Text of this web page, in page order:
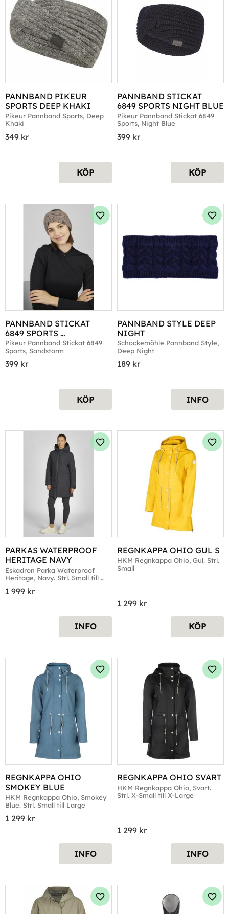
PANNBAND PIKEUR
SPORTS DEEP KHAKI
Pikeur Pannband Sports, Deep
Khaki
349 kr
KÖP
PANNBAND STICKAT
6849 SPORTS NIGHT BLUE
Pikeur Pannband Stickat 6849
Sports, Night Blue
399 kr
KÖP
PANNBAND STICKAT
6849 SPORTS
SANDSTORM
Pikeur Pannband Stickat 6849
Sports, Sandstorm
399 kr
Lägg till i favoriter
KÖP
PANNBAND STYLE DEEP
NIGHT
Schockemöhle Pannband Style,
Deep Night
189 kr
INFO
PARKAS WATERPROOF
HERITAGE NAVY
Eskadron Parka Waterproof
Heritage, Navy. Strl. Small till
1 999 kr
Lägg till i favoriter
INFO
REGNKAPPA OHIO GUL S
HKM Regnkappa Ohio, Gul. Strl.
Small
1 299 kr
KÖP
REGNKAPPA OHIO
SMOKEY BLUE
HKM Regnkappa Ohio, Smokey
Blue. Strl. Small till Large
1 299 kr
Lägg till i favoriter
INFO
REGNKAPPA OHIO SVART
HKM Regnkappa Ohio, Svart.
Strl. X-Small till X-Large
1 299 kr
INFO
Lägg till i favoriter